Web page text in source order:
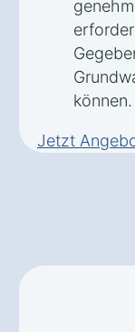
können.
Jetzt